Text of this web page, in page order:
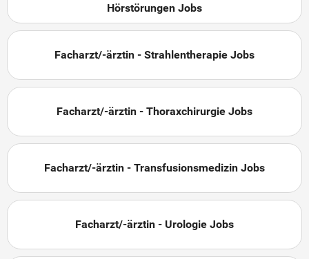
Hörstörungen Jobs
Facharzt/-ärztin - Strahlentherapie Jobs
Facharzt/-ärztin - Thoraxchirurgie Jobs
Facharzt/-ärztin - Transfusionsmedizin Jobs
Facharzt/-ärztin - Urologie Jobs